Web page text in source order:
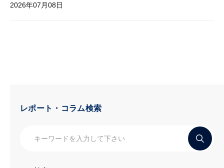
2026年07月08日
レポート・コラム検索